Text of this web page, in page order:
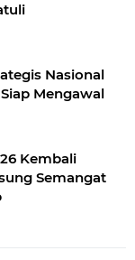
Nasional
Mengawal
Kembali
Semangat